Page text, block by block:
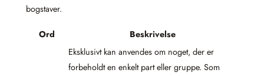
bogstaver.
Ord Beskrivelse
Eksklusivt kan anvendes om noget, der er
forbeholdt en enkelt part eller gruppe. Som